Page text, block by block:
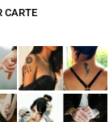
CARTE